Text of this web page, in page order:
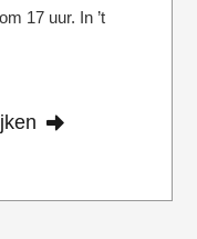
17 uur. In ’t